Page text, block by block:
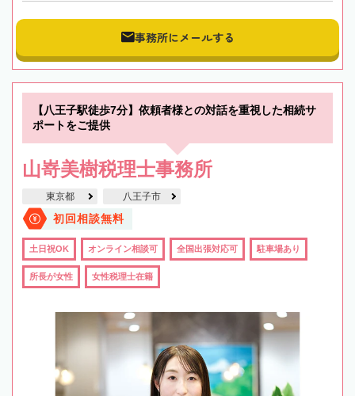
事務所にメールする
【八王子駅徒歩7分】依頼者様との対話を重視した相続サ
ポートをご提供
山嵜美樹税理士事務所
東京都 八王子市
初回相談無料
土日祝OK オンライン相談可 全国出張対応可 駐車場あり
所長が女性 女性税理士在籍